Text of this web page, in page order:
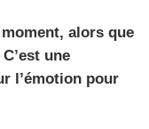
alors que
une
l’émotion pour